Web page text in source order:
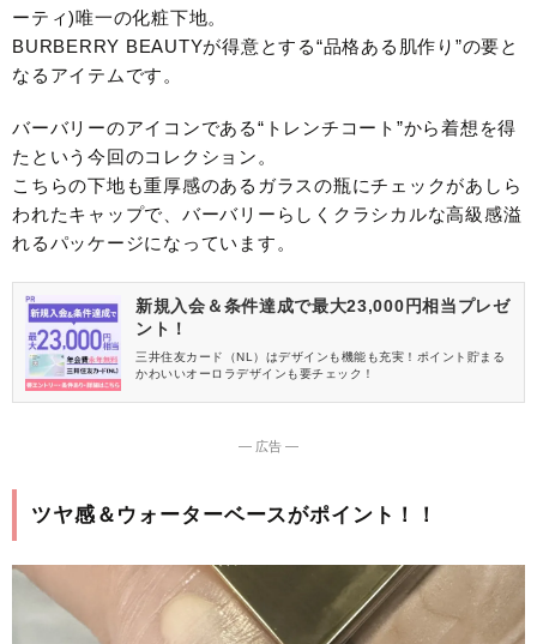
ーティ)唯一の化粧下地。
BURBERRY BEAUTYが得意とする“品格ある肌作り”の要と
なるアイテムです。
バーバリーのアイコンである“トレンチコート”から着想を得
たという今回のコレクション。
こちらの下地も重厚感のあるガラスの瓶にチェックがあしら
われたキャップで、バーバリーらしくクラシカルな高級感溢
れるパッケージになっています。
新規入会＆条件達成で最大23,000円相当プレゼ
ント！
三井住友カード（NL）はデザインも機能も充実！ポイント貯まる
かわいいオーロラデザインも要チェック！
― 広告 ―
ツヤ感＆ウォーターベースがポイント！！